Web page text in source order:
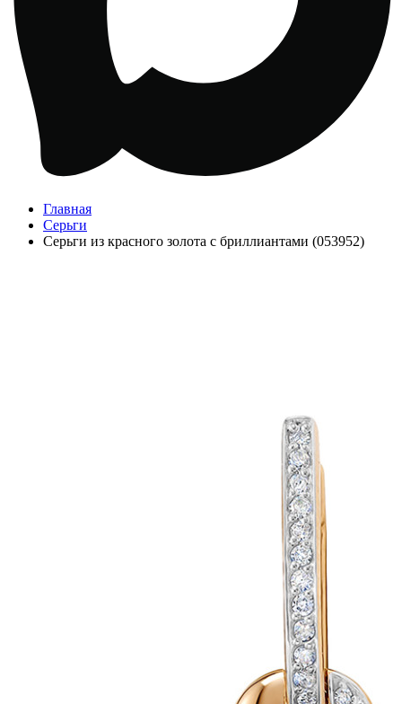
Главная
Серьги
Серьги из красного золота с бриллиантами (053952)